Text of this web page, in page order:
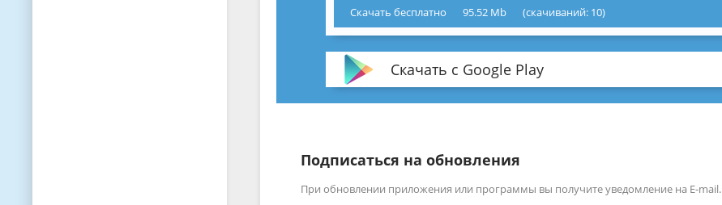
Скачать бесплатно 95.52 Mb (cкачиваний: 10)
Скачать с Google Play
Подписаться на обновления
При обновлении приложения или программы вы получите уведомление на E-mail.